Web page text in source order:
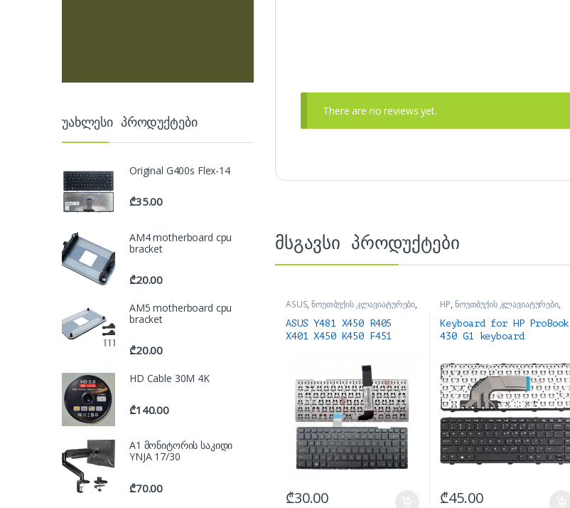
There are no reviews yet.
მსგავსი პროდუქტები
ASUS,ნოუთბუქის კლავიატურები,
ნოუთბუქის ნაწილები და
აქსესუარები
ASUS Y481 X450 R405
X401 X450 K450 F451
₾30.00
HP, ნოუთბუქის კლავიატურები,
ნოუთბუქის ნაწილები და
აქსესუარები
Keyboard for HP ProBook
430 G1 keyboard
₾45.00
უახლესი პროდუქტები
Original G400s Flex-14
₾35.00
AM4 motherboard cpu
bracket
₾20.00
AM5 motherboard cpu
bracket
₾20.00
HD Cable 30M 4K
₾140.00
A1 მონიტორის საკიდი
YNJA 17/30
₾70.00